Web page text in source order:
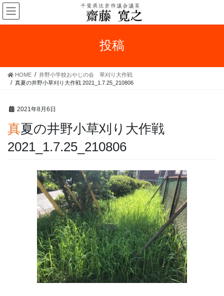
コ
ン
テ
ス
ナ
ビ
ゲ
ン
投稿
HOME
井野小学校おやじの会 草刈り大作戦
真夏の井野小草刈り大作戦 2021_1.7.25_210806
2021年8月6日
真夏の井野小草刈り大作戦
2021_1.7.25_210806